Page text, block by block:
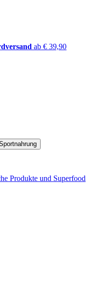
ab € 39,90
Produkte und Superfood